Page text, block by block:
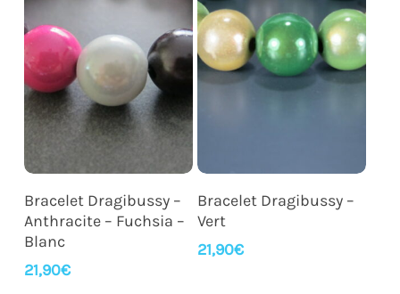
Ajouter Au Panier
Bracelet Dragibussy –
Anthracite – Fuchsia –
Blanc
21,90€
Ajouter Au Panier
Bracelet Dragibussy –
Vert
21,90€